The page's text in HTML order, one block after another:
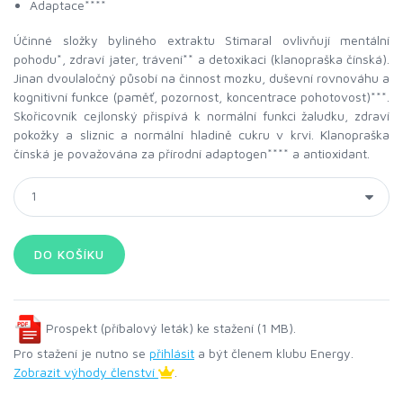
Adaptace****
Účinné složky byliného extraktu Stimaral ovlivňují mentální
pohodu*, zdraví jater, trávení** a detoxikaci (klanopraška čínská).
Jinan dvoulaločný působí na činnost mozku, duševní rovnováhu a
kognitivní funkce (paměť, pozornost, koncentrace pohotovost)***.
Skořicovník cejlonský přispívá k normální funkci žaludku, zdraví
pokožky a sliznic a normální hladině cukru v krvi. Klanopraška
čínská je považována za přírodní adaptogen**** a antioxidant.
Prospekt (příbalový leták) ke stažení (1 MB).
Pro stažení je nutno se přihlásit a být členem klubu Energy.
Zobrazit výhody členství